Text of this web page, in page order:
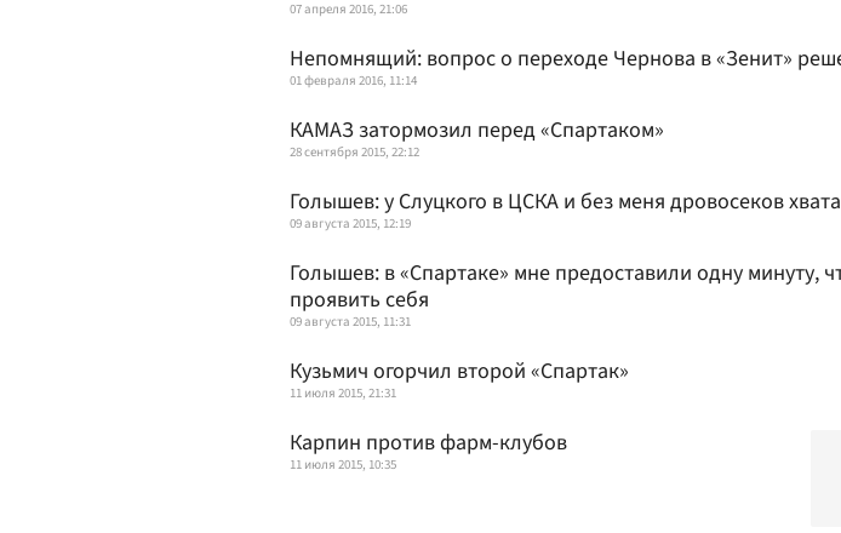
07 апреля 2016, 21:06
Непомнящий: вопрос о переходе Чернова в «Зенит»
01 февраля 2016, 11:14
КАМАЗ затормозил перед «Спартаком»
28 сентября 2015, 22:12
Голышев: у Слуцкого в ЦСКА и без меня дровосеков
09 августа 2015, 12:19
Голышев: в «Спартаке» мне предоставили одну минуту,
проявить себя
09 августа 2015, 11:31
Кузьмич огорчил второй «Спартак»
11 июля 2015, 21:31
Карпин против фарм-клубов
11 июля 2015, 10:35